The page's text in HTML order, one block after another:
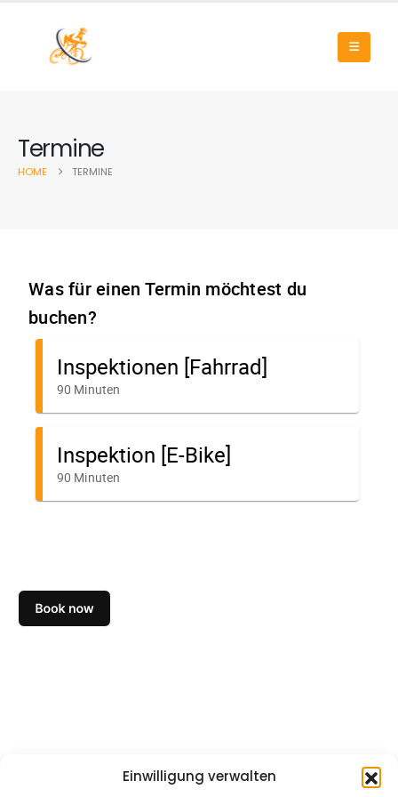
Einwilligung verwalten
Termine
HOME TERMINE